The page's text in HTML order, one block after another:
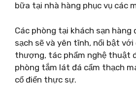
bữa tại nhà hàng phục vụ các
Các phòng tại khách sạn hàng
sạch sẽ và yên tĩnh, nổi bật
thượng, tác phẩm nghệ thuật
phòng tắm lát đá cẩm thạch
cổ điển thực sự.